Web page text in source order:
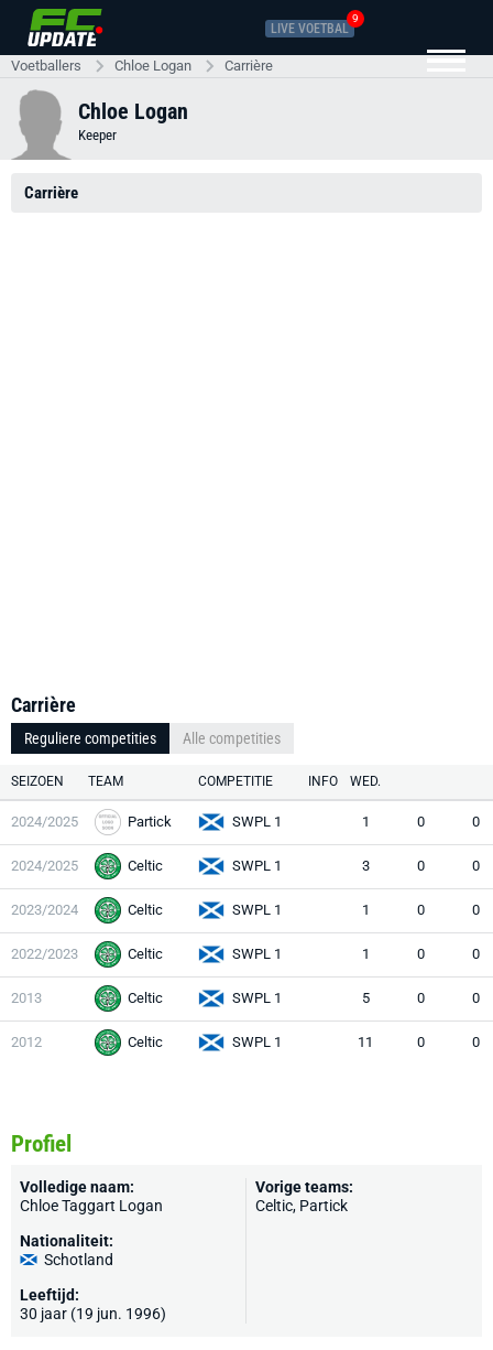
LIVE VOETBAL
9
Voetballers Chloe Logan Carrière
Chloe Logan
Keeper
Carrière
Carrière
Reguliere competities Alle competities
SEIZOEN TEAM COMPETITIE INFO WED.
2024/2025 Partick SWPL 1 1 0 0
2024/2025 Celtic SWPL 1 3 0 0
2023/2024 Celtic SWPL 1 1 0 0
2022/2023 Celtic SWPL 1 1 0 0
2013 Celtic SWPL 1 5 0 0
2012 Celtic SWPL 1 11 0 0
Profiel
Volledige naam:
Chloe Taggart Logan
Nationaliteit:
Schotland
Leeftijd:
30 jaar (19 jun. 1996)
Vorige teams:
Celtic, Partick